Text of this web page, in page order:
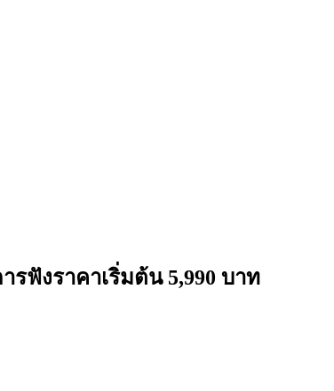
ฟังราคาเริ่มต้น 5,990 บาท